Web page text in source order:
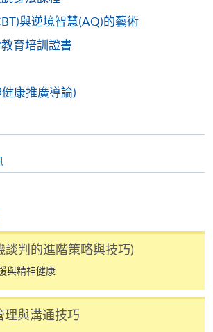
得」為取錄方式的課程，請填妥
，親往報名中心
心或有關課程負責人索取。填妥申請
同報名費/學費以及所需證明文件親
或以郵遞方式遞交。
頒授課程內其他單元
與逆境智慧(AQ)的藝術
育培訓證書
康推廣導論)
談判的進階策略與技巧)
與精神健康
理與溝通技巧